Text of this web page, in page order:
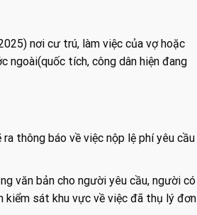
nơi cư trú, làm việc của vợ hoặc
ngoài(quốc tích, công dân hiện đang
thông báo về việc nộp lệ phí yêu cầu
văn bản cho người yêu cầu, người có
kiểm sát khu vực về việc đã thụ lý đơn